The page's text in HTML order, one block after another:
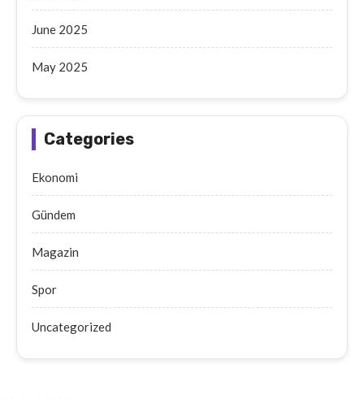
June 2025
May 2025
Categories
Ekonomi
Gündem
Magazin
Spor
Uncategorized